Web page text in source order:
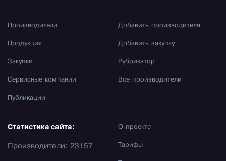
Производители
Продукция
Закупки
Сервисные компании
Публикации
Добавить производителя
Добавить закупку
Рубрикатор
Все производители
О проекте
Тарифы
Статистика сайта:
Производители: 23157